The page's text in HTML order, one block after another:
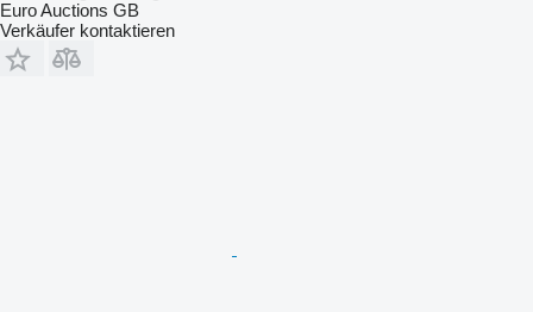
Euro Auctions GB
Verkäufer kontaktieren